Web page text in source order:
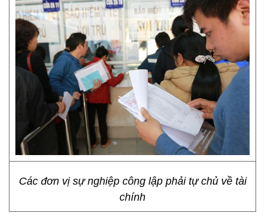
Các đơn vị sự nghiệp công lập phải tự chủ về tài
chính